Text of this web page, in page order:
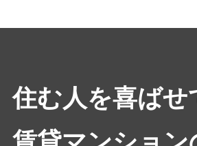
住む人を喜ばせ